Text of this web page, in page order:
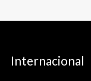
Internacional